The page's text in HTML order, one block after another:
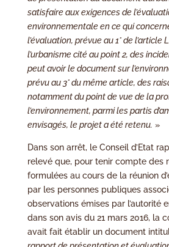
satisfaire aux exigences de
environnementale en ce qui
l’évaluation, prévue au 1° de l’article
l’urbanisme cité au point 2, des
peut avoir le document sur
prévu au 3° du même article, des
notamment du point de vue de la
l’environnement, parmi les partis
envisagés, le projet a été retenu. »
Dans son arrêt, le Conseil d’Etat
relevé que, pour tenir compte des
formulées au cours de la réunion
par les personnes publiques
observations émises par l’autorité
dans son avis du 21 mars 2016, la
avait fait établir un document